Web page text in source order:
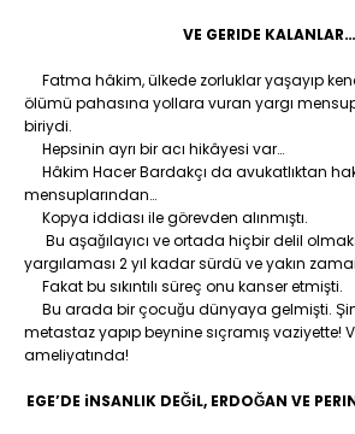
VE GERIDE KALANLAR…
Fatma hâkim, ülkede zorluklar yaşayıp
ölümü pahasına yollara vuran yargı
biriydi.
Hepsinin ayrı bir acı hikâyesi var…
Hâkim Hacer Bardakçı da avukatlıktan
mensuplarından…
Kopya iddiası ile görevden alınmıştı.
Bu aşağılayıcı ve ortada hiçbir delil
yargılaması 2 yıl kadar sürdü ve yakın
Fakat bu sıkıntılı süreç onu kanser etmişti.
Bu arada bir çocuğu dünyaya gelmişti.
metastaz yapıp beynine sıçramış vaziyette!
ameliyatında!
EGE’DE iNSANLIK DEĞiL, ERDOĞAN VE